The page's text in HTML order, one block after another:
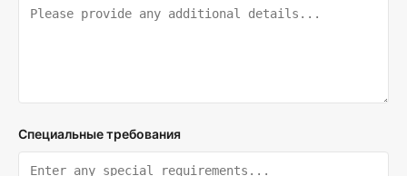
Специальные требования